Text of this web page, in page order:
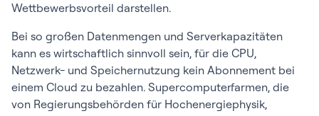
Wettbewerbsvorteil darstellen.
Bei so großen Datenmengen und Serverkapazitäten
kann es wirtschaftlich sinnvoll sein, für die CPU,
Netzwerk- und Speichernutzung kein Abonnement bei
einem Cloud zu bezahlen. Supercomputerfarmen, die
von Regierungsbehörden für Hochenergiephysik,